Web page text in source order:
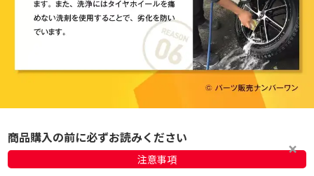
商品購入の前に必ずお読みください
注意事項